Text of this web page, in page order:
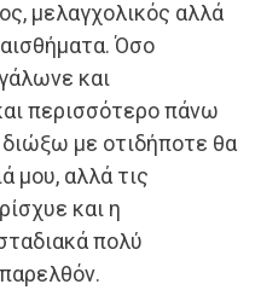
μελαγχολικός αλλά
Όσο
και
περισσότερο πάνω
με οτιδήποτε θα
μου, αλλά τις
και η
πολύ